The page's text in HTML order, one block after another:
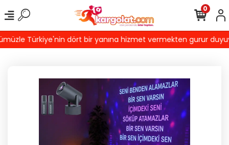
Türkiye'nin dört bir yanına hizmet vermekten gurur
0